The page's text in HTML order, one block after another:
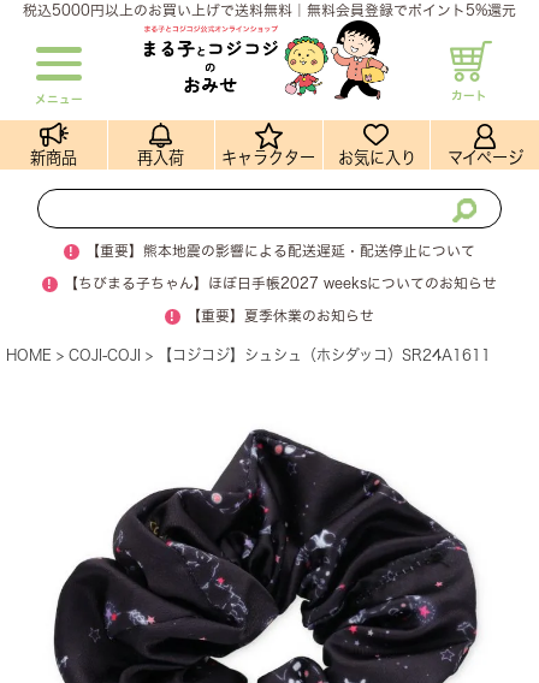
税込5000円以上のお買い上げで送料無料｜無料会員登録でポイント5%還元
メニュー カート
新商品 再入荷 キャラクター お気に入り マイページ
! 【重要】熊本地震の影響による配送遅延・配送停止について
! 【ちびまる子ちゃん】ほぼ日手帳2027 weeksについてのお知らせ
! 【重要】夏季休業のお知らせ
HOME COJI-COJI 【コジコジ】シュシュ（ホシダッコ）SR24A1611